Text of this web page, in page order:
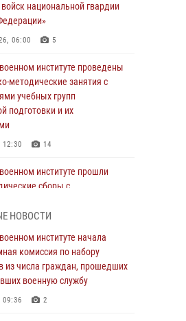
национальной гвардии
06:00 5
институте проведены
методические занятия с
учебных групп
подготовки и их
14
институте прошли
сборы с
12:00 12
институте на кафедре
боевого применения войск
выставка,
НОВОСТИ
институте начала
комиссия по набору
из числа граждан, прошедших
военную службу
2